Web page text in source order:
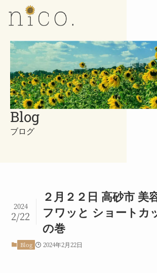
Blog
ブログ
２月２２日 高砂市 美
フワッと ショートカ
の巻
2024
2/22
Blog 2024年2月22日